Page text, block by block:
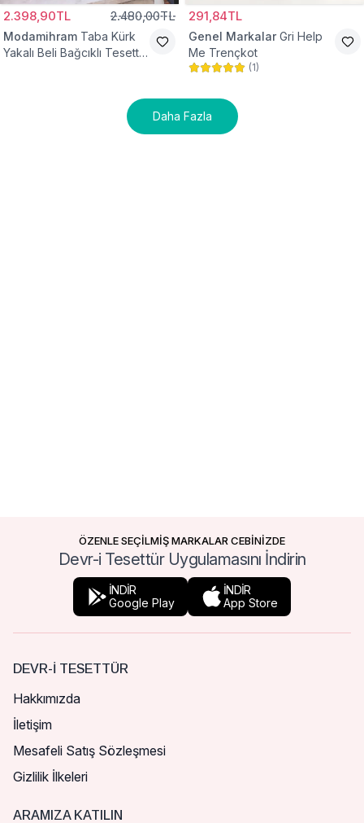
2.398,90TL 2.480,00TL
Modamihram Taba Kürk
Yakalı Beli Bağcıklı Tesettür
291,84TL
Genel Markalar Gri Help
Me Trençkot
(1)
Daha Fazla
ÖZENLE SEÇİLMİŞ MARKALAR CEBİNİZDE
Devr-i Tesettür Uygulamasını İndirin
İNDİR
Google Play
İNDİR
App Store
DEVR-I TESETTÜR
Hakkımızda
İletişim
Mesafeli Satış Sözleşmesi
Gizlilik İlkeleri
ARAMIZA KATILIN